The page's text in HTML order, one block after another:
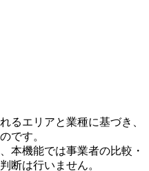
るエリアと業種に基づき、
です。
本機能では事業者の比較・
断は行いません。